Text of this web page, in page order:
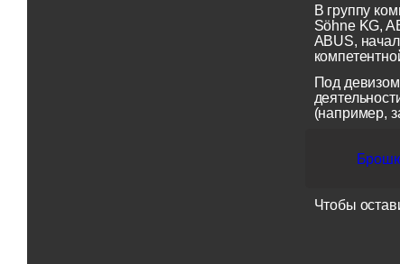
В группу
Söhne KG,
ABUS,
Под
(например,
Чтобы